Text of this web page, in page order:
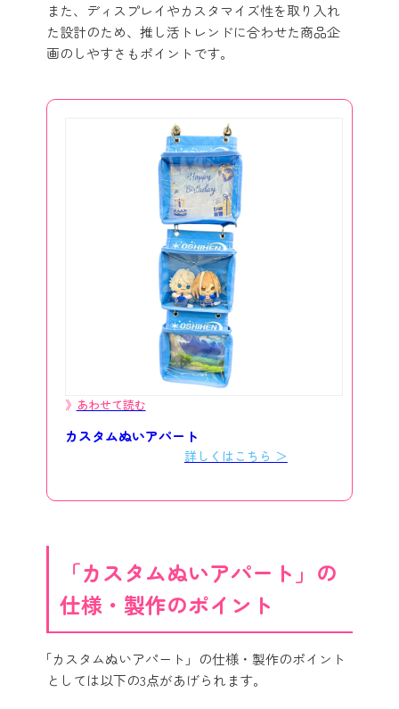
また、ディスプレイやカスタマイズ性を取り入れ
た設計のため、推し活トレンドに合わせた商品企
画のしやすさもポイントです。
あわせて読む
カスタムぬいアパート
詳しくはこちら ＞
「カスタムぬいアパート」の
仕様・製作のポイント
「カスタムぬいアパート」の仕様・製作のポイント
としては以下の3点があげられます。